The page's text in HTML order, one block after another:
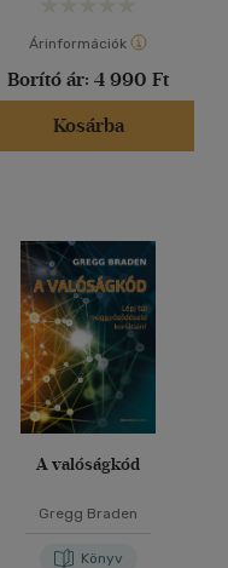
Árinformációk
Borító ár: 4 990 Ft
Kosárba
A valóságkód
Gregg Braden
Könyv